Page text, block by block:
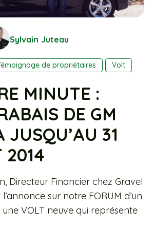
Sylvain Juteau
de propriétaires Volt
MINUTE :
DE GM
JUSQU’AU 31
2014
Directeur Financier chez Gravel
sur notre FORUM d’un
VOLT neuve qui représente